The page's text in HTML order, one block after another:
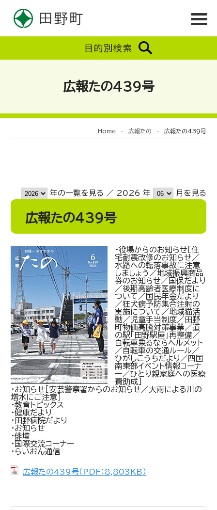
目的別検索
広報たの439号
Home - 広報たの - 広報たの439号
年の一覧を見る ／ 2026 年 月を見る
広報たの439号
・役場からのお知らせ［住
宅耐震改修のお知らせ／
水路への転落事故に注意
しましょう／地域振興商品
券のお知らせ／国保だより
／後期高齢者医療制度に
ついて／国民年金だより
／狂犬病予防集合注射の
実施について／地域猫活
動／児童手当制度／田野
町物価高騰対策事業／道
の駅「田野駅屋」再整備／
自転車乗るならヘルメット
／自転車の交通ルール／
ひがしこうちだより／四国
南東部イベント情報コーナ
ー／ひとり親家庭への医療
費助成］
・お知らせ［安芸警察署からのお知らせ／大雨による川の
増水にご注意］
・教育トピックス
・健康だより
・田野病院だより
・お知らせ
・俳壇
・国際交流コーナー
・らいおん通信
広報たの439号（PDF：8,803KB）